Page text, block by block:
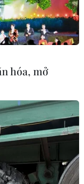
hóa, mở